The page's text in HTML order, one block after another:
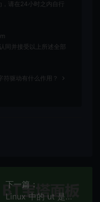
请在24小时之内自行
同并接受以上所述全部
符驱动有什么作用？
下一篇：
Linux 中的 ut 是什么意思？